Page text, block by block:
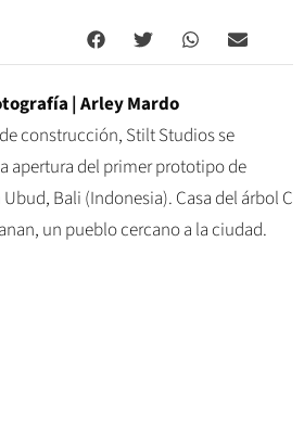
| Arley Mardo
construcción, Stilt Studios se
apertura del primer prototipo de
Bali (Indonesia). Casa del árbol C
un pueblo cercano a la ciudad.